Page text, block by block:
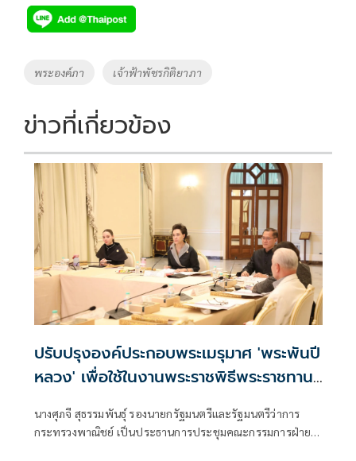
e
b
o
k
tt
er
p
y
Li
k
Tags
พระองค์ภา เจ้าฟ้าพัชรกิติยาภา
ข่าวที่เกี่ยวข้อง
ปรับปรุงองค์ประกอบพระเมรุมาศ 'พระพันปี
หลวง' เพื่อใช้ในงานพระราชพิธีพระราชทาน
นางศุภจี สุธรรมพันธุ์ รองนายกรัฐมนตรีและรัฐมนตรีว่าการ
กระทรวงพาณิชย์ เป็นประธานการประชุมคณะกรรมการฝ่าย